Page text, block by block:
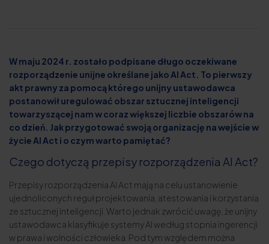
W maju 2024 r. zostało podpisane długo oczekiwane
rozporządzenie unijne określane jako AI Act. To pierwszy
akt prawny za pomocą którego unijny ustawodawca
postanowił uregulować obszar sztucznej inteligencji
towarzyszącej nam w coraz większej liczbie obszarów na
co dzień. Jak przygotować swoją organizację na wejście w
życie AI Act i o czym warto pamiętać?
Czego dotyczą przepisy rozporządzenia AI Act?
Przepisy rozporządzenia AI Act mają na celu ustanowienie
ujednoliconych reguł projektowania, atestowania i korzystania
ze sztucznej inteligencji. Warto jednak zwrócić uwagę, że unijny
ustawodawca klasyfikuje systemy AI według stopnia ingerencji
w prawa i wolności człowieka. Pod tym względem można